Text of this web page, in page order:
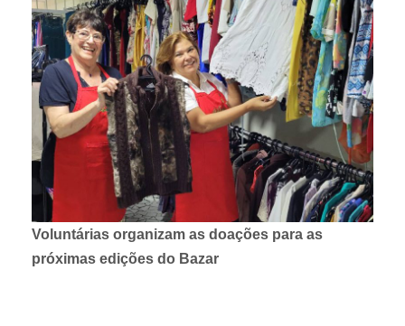
Voluntárias organizam as doações para as
próximas edições do Bazar